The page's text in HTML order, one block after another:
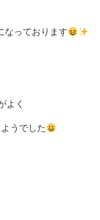
なっております
よく
うでした